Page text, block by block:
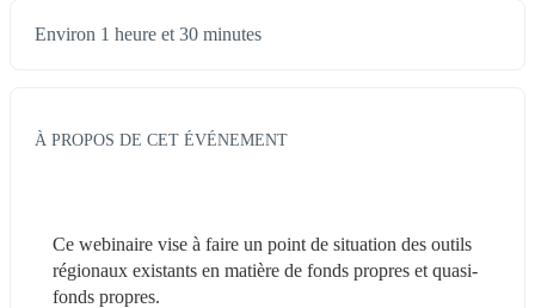
Environ 1 heure et 30 minutes
À PROPOS DE CET ÉVÉNEMENT
Ce webinaire vise à faire un point de situation des outils
régionaux existants en matière de fonds propres et quasi-
fonds propres.